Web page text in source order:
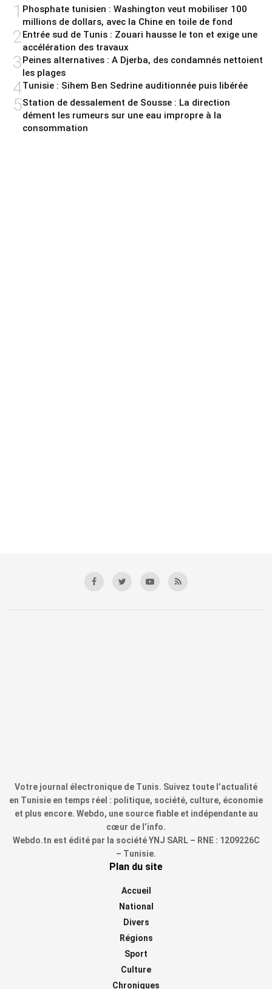
1 Phosphate tunisien : Washington veut mobiliser 100
millions de dollars, avec la Chine en toile de fond
2Entrée sud de Tunis : Zouari hausse le ton et exige une
accélération des travaux
3Peines alternatives : A Djerba, des condamnés nettoient
les plages
4Tunisie : Sihem Ben Sedrine auditionnée puis libérée
5Station de dessalement de Sousse : La direction
dément les rumeurs sur une eau impropre à la
consommation
Votre journal électronique de Tunis. Suivez toute l’actualité
en Tunisie en temps réel : politique, société, culture, économie
et plus encore. Webdo, une source fiable et indépendante au
cœur de l’info.
Webdo.tn est édité par la société YNJ SARL – RNE : 1209226C
– Tunisie.
Plan du site
Accueil
National
Divers
Régions
Sport
Culture
Chroniques